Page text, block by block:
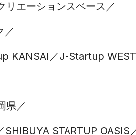
リエーションスペース
KANSAI J-Startup WEST
県
SHIBUYA STARTUP OASIS